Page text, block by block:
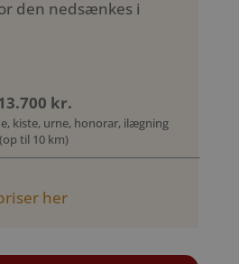
den nedsænkes i
kr.
kiste, urne, honorar, ilægning
til 10 km)
her